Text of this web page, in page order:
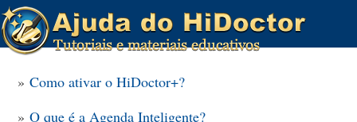
» Como ativar o HiDoctor+?
» O que é a Agenda Inteligente?